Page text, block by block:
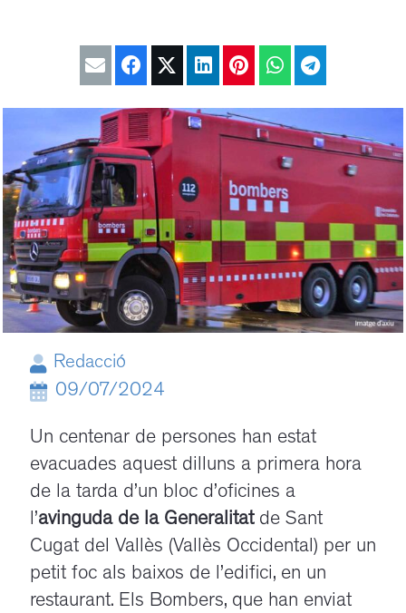
Redacció
09/07/2024
Un centenar de persones han estat
evacuades aquest dilluns a primera hora
de la tarda d’un bloc d’oficines a
l’avinguda de la Generalitatde Sant
Cugat del Vallès (Vallès Occidental) per un
petit foc als baixos de l’edifici, en un
restaurant. Els Bombers, que han enviat